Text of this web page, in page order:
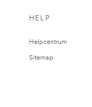
HELP
Helpcentrum
Sitemap